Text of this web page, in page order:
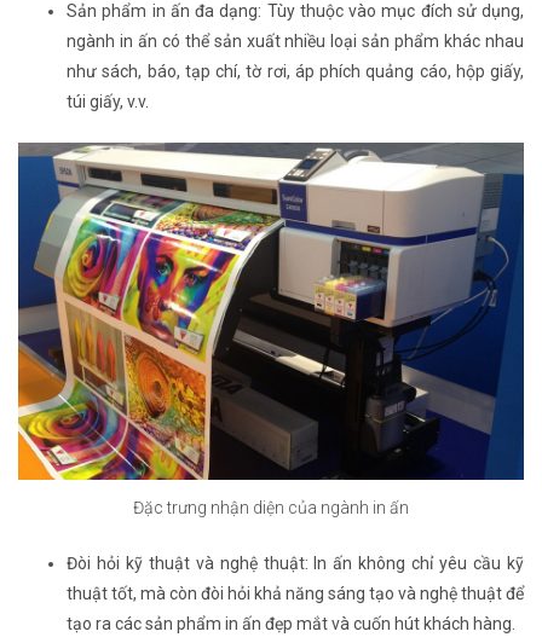
Sản phẩm in ấn đa dạng: Tùy thuộc vào mục đích sử dụng,
ngành in ấn có thể sản xuất nhiều loại sản phẩm khác nhau
như sách, báo, tạp chí, tờ rơi, áp phích quảng cáo, hộp giấy,
túi giấy, v.v.
Đặc trưng nhận diện của ngành in ấn
Đòi hỏi kỹ thuật và nghệ thuật: In ấn không chỉ yêu cầu kỹ
thuật tốt, mà còn đòi hỏi khả năng sáng tạo và nghệ thuật để
tạo ra các sản phẩm in ấn đẹp mắt và cuốn hút khách hàng.